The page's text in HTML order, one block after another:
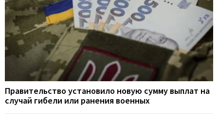
Правительство установило новую сумму выплат на
случай гибели или ранения военных